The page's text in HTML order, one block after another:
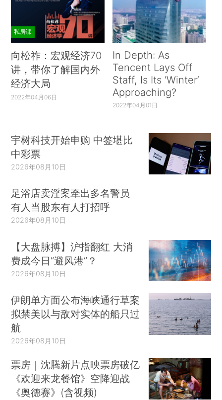
私房课
向松祚：宏观经济70
讲，带你了解国内外
经济大局
2022年04月06日
In Depth: As
Tencent Lays Off
Staff, Is Its ‘Winter’
Approaching?
2022年04月01日
宇树科技开始申购 中签堪比
中彩票
2026年08月10日
足浴店卖淫案牵出多名警员
有人当股东有人打招呼
2026年08月10日
【大盘脉搏】沪指翻红 大消
费成今日“避风港”？
2026年08月10日
伊朗单方面公布海峡通行草案
拟禁美以与敌对实体的船只过
航
2026年08月10日
票房｜沈腾新片点映票房破亿
《欢迎来龙餐馆》空降迎战
《奥德赛》(含视频)